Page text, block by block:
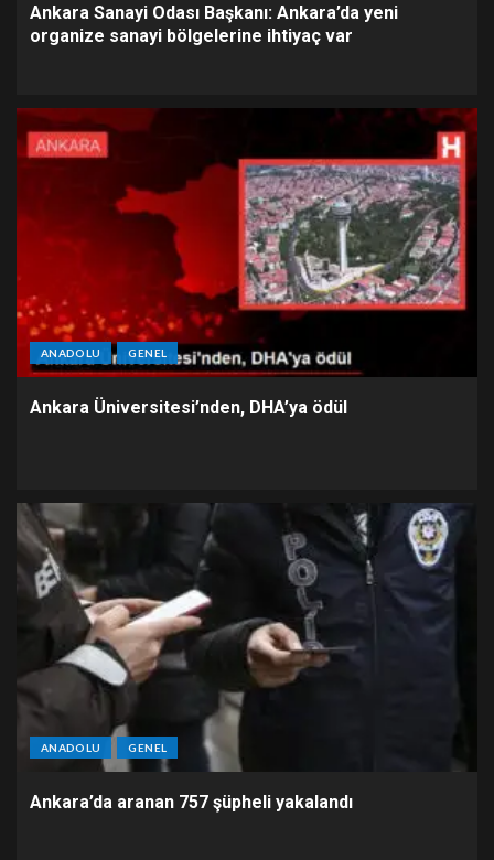
Ankara Sanayi Odası Başkanı: Ankara’da yeni
organize sanayi bölgelerine ihtiyaç var
ANADOLU GENEL
Ankara Üniversitesi’nden, DHA’ya ödül
ANADOLU GENEL
Ankara’da aranan 757 şüpheli yakalandı